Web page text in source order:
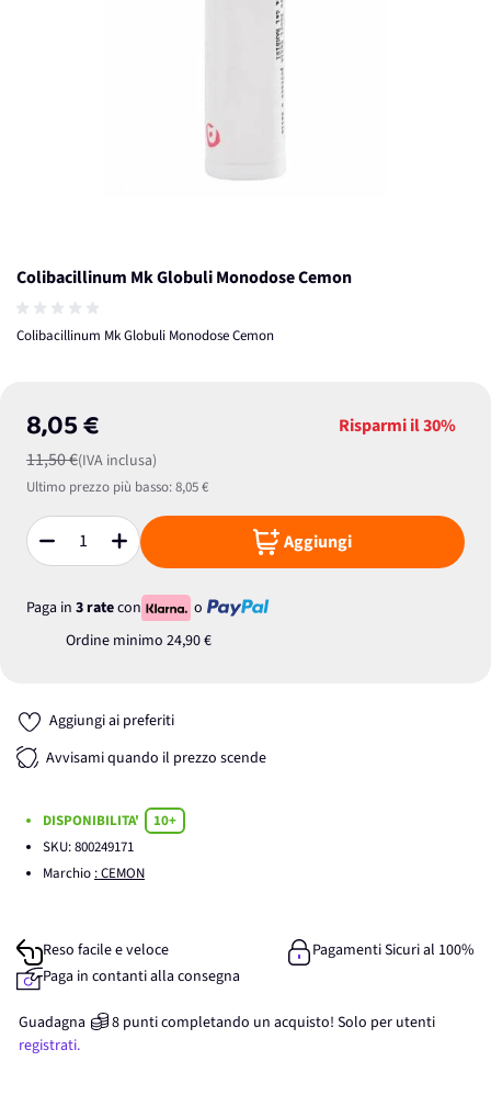
Colibacillinum Mk Globuli Monodose Cemon
Colibacillinum Mk Globuli Monodose Cemon
8,05 €
11,50 €(IVA inclusa)
Risparmi il30%
Ultimo prezzo più basso:8,05 €
Quantità Aggiungi
Paga in 3 ratecon
o
Ordine minimo 24,90 €
Aggiungi ai preferiti
Avvisami quando il prezzo scende
DISPONIBILITA'
10+
SKU:800249171
Marchio : CEMON
Reso facile e veloce
Pagamenti Sicuri al 100%
Paga in contanti alla consegna
Guadagna 8 punticompletando un acquisto! Solo per utenti
registrati.